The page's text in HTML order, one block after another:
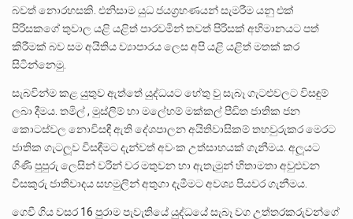
බවත් නොරහසකි. එනිසාම යුධ ජයග‍්‍රහණයන් සැමරීම යනු එක්
පිරිසකගේ තුවාල යළි යළිත් පාරවමින් තවත් පිරිසක් අභිමානයට පත්
කිරීමක් බව සම අයිතිය ව්‍යාපාරය ලෙස අපි යළි යළිත් මතක් කර
සිටින්නෙමු.
සැබවින්ම කළ යුතුව ඇත්තේ යුද්ධයට හේතු වු සැබෑ ගැටළුවලට විසඳුම්
ලබා දීමය. තමිල් , මුස්ලිම් හා මලේහම් මක්කල් පීඩිත ජාතික ජන
කොටස්වල නොවිසඳී ඇති දේශපාලන අයිතිවාසිකම් තහවුරුකර මෙරට
ජාතික ගැටලූව විසඳීමට දැන්වත් අවංක උත්සාහයක් ගැනීමය. අලූයට
ගිණි පුපුරු ලෙසින් වරින් වර මතුවන හා ඇතැමුන් හිතාමතා අවුළුවන
විසකුරු ජාතිවාදය සහමුලින් අතුගා දැමීමට අවශ්‍ය පියවර ගැනීමය.
ගෙවී ගිය වසර 16 පුරාම පැවැතියේ යුද්ධයේ සැබෑ වග උත්තරකරුවන්ගේ